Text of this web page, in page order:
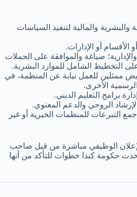
والبشرية والمالية لتنفيذ السياسات
أو الإدارات.
صياغة والموافقة على الحملات
على التخطيط الشامل للموارد البشرية.
ممثلين للعمل نيابة عن المنظمة، في
الأخرى.
برامج التعليم الديني.
الروحي والدعم المعنوي.
التبرعات للمنظمات الخيرية أو غير
الوظيفي مباشرة من قبل صاحب
حكومة كندا خطوات للتأكد من أنها